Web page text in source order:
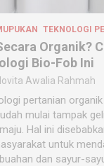
TEKNOLOGI
Organik?
Bio-Fob Ini
Awalia Rahmah
pertanian
mulai tampak
Hal ini
untuk
dan sayur-